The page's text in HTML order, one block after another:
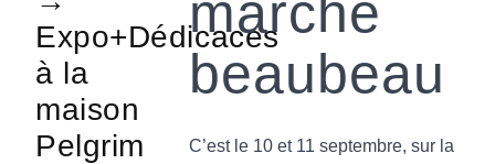
Expo+Dédicaces
à la
maison
Pelgrim
marché
beaubeau
C’est le 10 et 11 septembre, sur la